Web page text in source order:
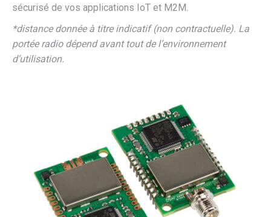
sécurisé de vos applications IoT et M2M.
*distance donnée à titre indicatif (non contractuelle). La
portée radio dépend avant tout de l’environnement
d’utilisation.